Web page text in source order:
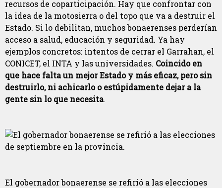
recursos de coparticipación. Hay que confrontar con
la idea de la motosierra o del topo que va a destruir el
Estado. Si lo debilitan, muchos bonaerenses perderían
acceso a salud, educación y seguridad. Ya hay
ejemplos concretos: intentos de cerrar el Garrahan, el
CONICET, el INTA y las universidades. Coincido en
que hace falta un mejor Estado y más eficaz, pero sin
destruirlo, ni achicarlo o estúpidamente dejar a la
gente sin lo que necesita.
El gobernador bonaerense se refirió a las elecciones